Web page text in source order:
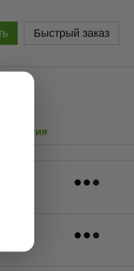
Быстрый заказ
Гарантия